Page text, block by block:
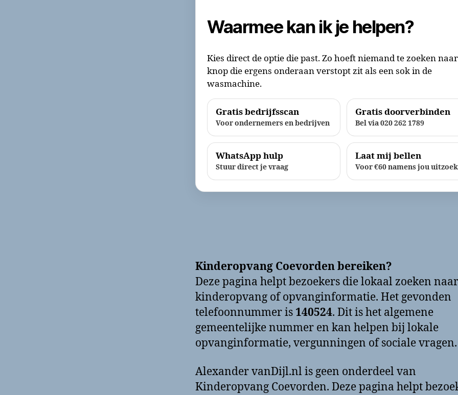
Waarmee kan ik je helpen?
Kies direct de optie die past. Zo hoeft niemand te zoeken
knop die ergens onderaan verstopt zit als een sok in de
wasmachine.
Gratis bedrijfsscan
Voor ondernemers en bedrijven
Gratis doorverbinden
Bel via 020 262 1789
WhatsApp hulp
Stuur direct je vraag
Laat mij bellen
Voor €60 namens jou
Kinderopvang Coevorden bereiken?
Deze pagina helpt bezoekers die lokaal zoeken naar
kinderopvang of opvanginformatie. Het gevonden
telefoonnummer is 140524. Dit is het algemene
gemeentelijke nummer en kan helpen bij lokale
opvanginformatie, vergunningen of sociale vragen.
Alexander vanDijl.nl is geen onderdeel van
Kinderopvang Coevorden. Deze pagina helpt